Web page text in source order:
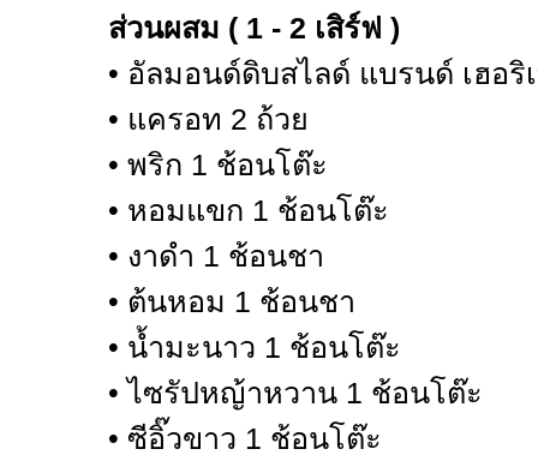
ส่วนผสม ( 1 - 2 เสิร์ฟ )
• อัลมอนด์ดิบสไลด์ แบรนด์ เฮอริ
• แครอท 2 ถ้วย
• พริก 1 ช้อนโต๊ะ
• หอมแขก 1 ช้อนโต๊ะ
• งาดำ 1 ช้อนชา
• ต้นหอม 1 ช้อนชา
• น้ำมะนาว 1 ช้อนโต๊ะ
• ไซรัปหญ้าหวาน 1 ช้อนโต๊ะ
• ซีอิ๊วขาว 1 ช้อนโต๊ะ